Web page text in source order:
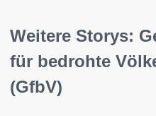
Weitere Storys:
für bedrohte
(GfbV)